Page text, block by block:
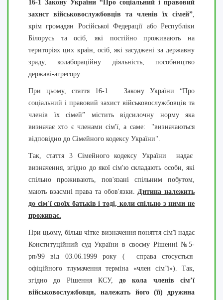
16-1 Закону України “Про соціальний і правовий
захист військовослужбовців та членів їх сімей”,
крім громадян Російської Федерації або Республіки
Білорусь та осіб, які постійно проживають на
територіях цих країн, осіб, які засуджені за державну
зраду, колабораційну діяльність, пособництво
державі-агресору.
При цьому, стаття 16-1 Закону України “Про
соціальний і правовий захист військовослужбовців та
членів їх сімей” містить відсилочну норму яка
визначає хто є членами сім'ї, а саме: "визначаються
відповідно до Сімейного кодексу України".
Так, стаття 3 Сімейного кодексу України надає
визначення, згідно до якої сім'ю складають особи, які
спільно проживають, пов'язані спільним побутом,
мають взаємні права та обов'язки.Дитина належить
до сім'ї своїх батьків і тоді, коли спільно з ними не
проживає.
При цьому, більш чітке визначення поняття сім'ї надає
Конституційний суд України в своєму Рішенні №5-
рп/99 від 03.06.1999 року ( справа стосується
офіційного тлумачення терміна «член сім’ї»). Так,
згідно до Рішення КСУ,до кола членів сім’ї
військовослужбовця, належать його (її)
дружина